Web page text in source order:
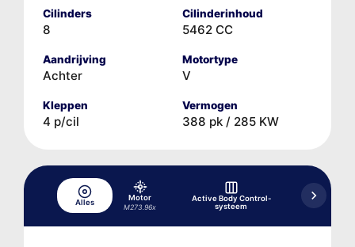
Cilinders
8
Cilinderinhoud
5462 CC
Aandrijving
Achter
Motortype
V
Kleppen
4 p/cil
Vermogen
388 pk / 285 KW
Alles
Motor
M273.96x
Active Body Control-
systeem
FE-HAG u00d8